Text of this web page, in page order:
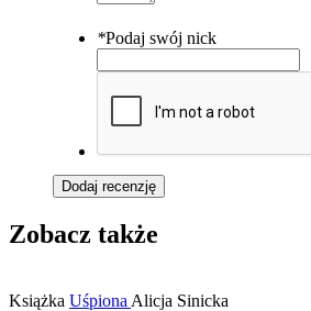
*Podaj swój nick
Dodaj recenzję
Zobacz także
Książka Uśpiona Alicja Sinicka